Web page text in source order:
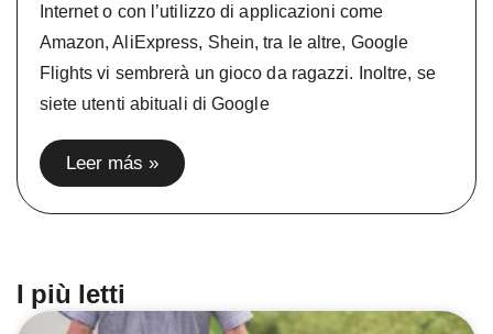
Internet o con l’utilizzo di applicazioni come
Amazon, AliExpress, Shein, tra le altre, Google
Flights vi sembrerà un gioco da ragazzi. Inoltre, se
siete utenti abituali di Google
Leer más »
I più letti